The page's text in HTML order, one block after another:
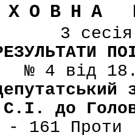
3
№ 4 від
до
- 161 Проти